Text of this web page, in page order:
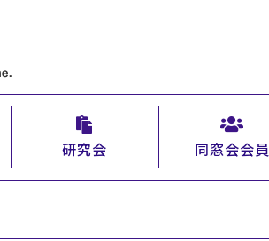
研究会 同窓会会員